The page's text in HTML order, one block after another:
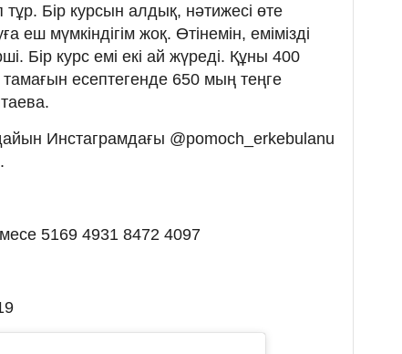
Бір курсын алдық, нәтижесі өте
мүмкіндігім жоқ. Өтінемін, емімізді
Бір курс емі екі ай жүреді. Құны 400
есептегенде 650 мың теңге
Инстаграмдағы @pomoch_erkebulanu
5169 4931 8472 4097